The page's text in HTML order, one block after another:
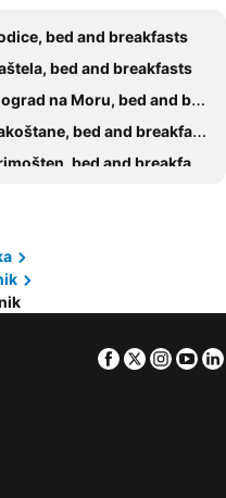
bed and breakfasts
bed and breakfasts
na Moru, bed and breakfasts
bed and breakfasts
bed and breakfasts
bed and breakfasts
bed and breakfasts
Facebook
Twitter